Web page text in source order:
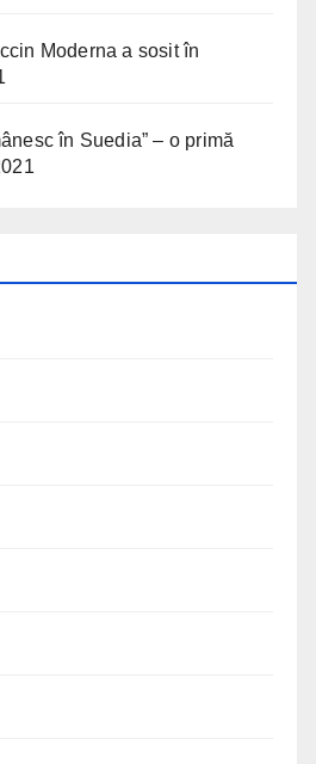
Moderna a sosit în
în Suedia” – o primă